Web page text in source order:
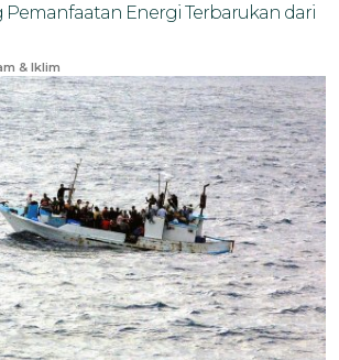
Pemanfaatan Energi Terbarukan dari
& Iklim